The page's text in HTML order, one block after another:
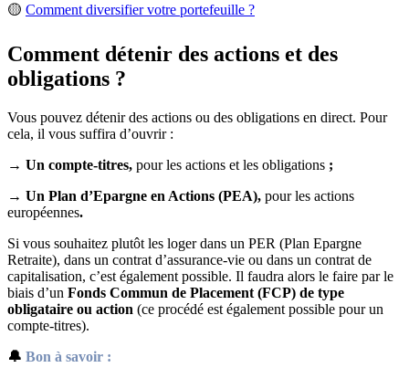
🟡 Comment diversifier votre portefeuille ?
Comment détenir des actions et des
obligations ?
Vous pouvez détenir des actions ou des obligations en direct. Pour
cela, il vous suffira d’ouvrir :
→ Un compte-titres, pour les actions et les obligations ;
→ Un Plan d’Epargne en Actions (PEA), pour les actions
européennes.
Si vous souhaitez plutôt les loger dans un PER (Plan Epargne
Retraite), dans un contrat d’assurance-vie ou dans un contrat de
capitalisation, c’est également possible. Il faudra alors le faire par le
biais d’un Fonds Commun de Placement (FCP) de type
obligataire ou action (ce procédé est également possible pour un
compte-titres).
🔔 Bon à savoir :